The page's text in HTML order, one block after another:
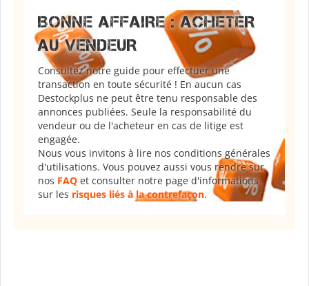
BONNE AFFAIRE : ACHETER
AU VENDEUR
Consultez notre guide pour effectuer une
transaction en toute sécurité ! En aucun cas
Destockplus ne peut être tenu responsable des
annonces publiées. Seule la responsabilité du
vendeur ou de l'acheteur en cas de litige est
engagée.
Nous vous invitons à lire nos conditions générales
d'utilisations. Vous pouvez aussi vous rendre sur
nos FAQ et consulter notre page d'informations
sur les risques liés à la contrefaçon.